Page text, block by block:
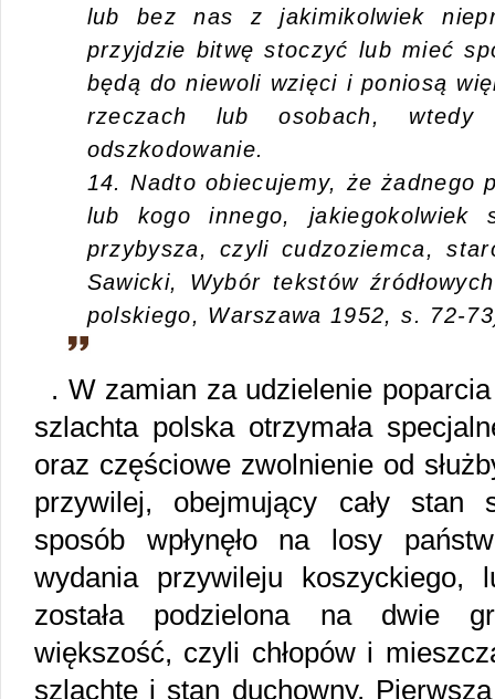
lub bez nas z jakimikolwiek
przyjdzie bitwę stoczyć lub mieć
będą do niewoli wzięci i poniosą
rzeczach lub osobach, wtedy
odszkodowanie.
14. Nadto obiecujemy, że żadnego
lub kogo innego, jakiegokolwiek
przybysza, czyli cudzoziemca,
Sawicki, Wybór tekstów
polskiego, Warszawa 1952, s. 72-
. W zamian za udzielenie
szlachta polska otrzymała
oraz częściowe zwolnienie od
przywilej, obejmujący cały stan
sposób wpłynęło na losy
wydania przywileju koszyckiego,
została podzielona na dwie
większość, czyli chłopów i
szlachtę i stan duchowny.